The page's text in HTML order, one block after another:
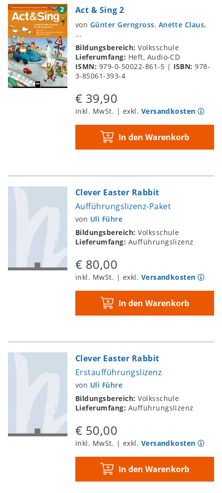
Act & Sing 2
von Günter Gerngross, Anette Claus,
...
Bildungsbereich:Volksschule
Lieferumfang: Heft, Audio-CD
ISMN: 979-0-50022-861-5 | ISBN:978-
3-85061-393-4
€ 39,90
inkl. MwSt. | exkl. Versandkosten
In den Warenkorb
Clever Easter Rabbit
Aufführungslizenz-Paket
von Uli Führe
Bildungsbereich:Volksschule
Lieferumfang: Aufführungslizenz
€ 80,00
inkl. MwSt. | exkl. Versandkosten
In den Warenkorb
Clever Easter Rabbit
Erstaufführungslizenz
von Uli Führe
Bildungsbereich:Volksschule
Lieferumfang: Aufführungslizenz
€ 50,00
inkl. MwSt. | exkl. Versandkosten
In den Warenkorb